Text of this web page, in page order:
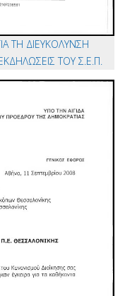
ΤΗ ΔΙΕΥΚΟΛΥΝΣΗ
ΤΟΥ Σ.Ε.Π.